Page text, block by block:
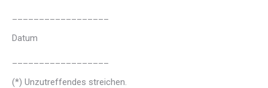
Datum
(*) Unzutreffendes streichen.